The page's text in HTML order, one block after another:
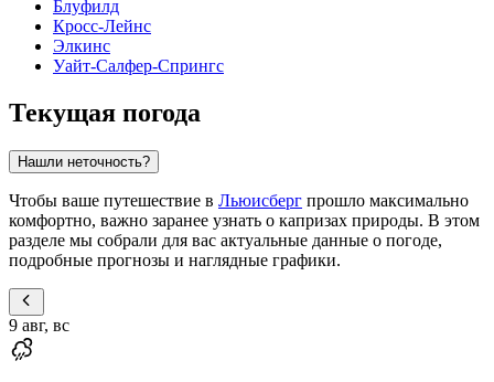
Блуфилд
Кросс-Лейнс
Элкинс
Уайт-Салфер-Спрингс
Текущая погода
Нашли неточность?
Чтобы ваше путешествие в Льюисберг прошло максимально
комфортно, важно заранее узнать о капризах природы. В этом
разделе мы собрали для вас актуальные данные о погоде,
подробные прогнозы и наглядные графики.
9 авг, вс